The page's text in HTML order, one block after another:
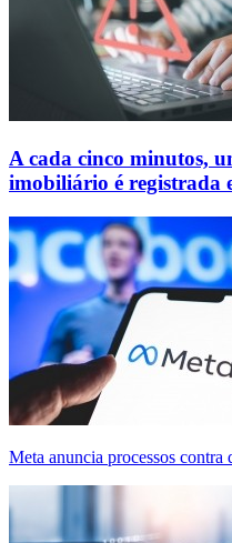
A cada cinco minutos,
imobiliário é registrada
Meta anuncia processos